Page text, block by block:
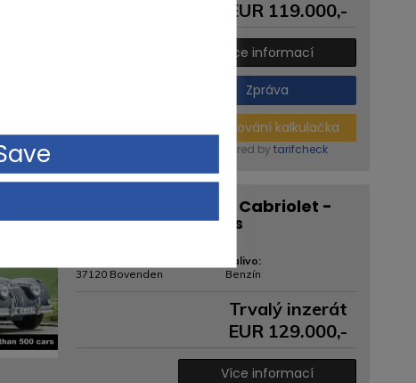
EUR 119.000,-
Více informací
Zpráva
Financování kalkulačka
powered by tarifcheck
Jaguar XK 140 DHC Cabriolet -
Matching-Numbers
37120 Bovenden
Palivo:
Benzín
Trvalý inzerát
EUR 129.000,-
Více informací